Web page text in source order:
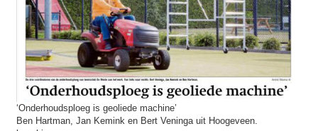
‘Onderhoudsploeg is geoliede machine’
Ben Hartman, Jan Kemink en Bert Veninga uit Hoogeveen.